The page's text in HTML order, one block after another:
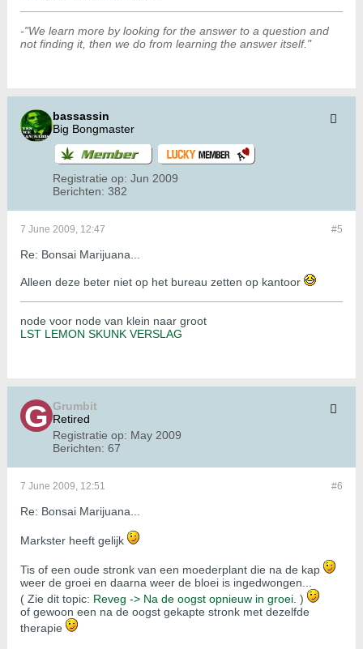
-"We learn more by looking for the answer to a question and
not finding it, then we do from learning the answer itself."
bassassin
Big Bongmaster
Registratie op: Jun 2009
Berichten: 382
#5
7 June 2009, 12:47
Re: Bonsai Marijuana...
Alleen deze beter niet op het bureau zetten op kantoor
node voor node van klein naar groot
LST LEMON SKUNK VERSLAG
Grumbit
Retired
Registratie op: May 2009
Berichten: 67
#6
7 June 2009, 12:51
Re: Bonsai Marijuana...
Markster heeft gelijk
Tis of een oude stronk van een moederplant die na de kap
weer de groei en daarna weer de bloei is ingedwongen...
( Zie dit topic: Reveg -> Na de oogst opnieuw in groei. )
of gewoon een na de oogst gekapte stronk met dezelfde
therapie